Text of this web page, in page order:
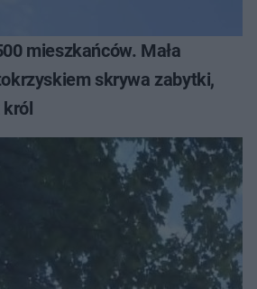
mieszkańców. Mała
skrywa zabytki,
król